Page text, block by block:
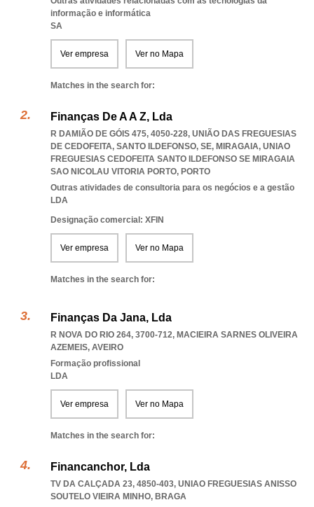
informação e informática
SA
Ver empresa Ver no Mapa
Matches in the search for:
Finanças De A A Z, Lda
R DAMIÃO DE GÓIS 475, 4050-228, UNIÃO DAS FREGUESIAS
DE CEDOFEITA, SANTO ILDEFONSO, SE, MIRAGAIA, UNIAO
FREGUESIAS CEDOFEITA SANTO ILDEFONSO SE MIRAGAIA
SAO NICOLAU VITORIA PORTO, PORTO
Outras atividades de consultoria para os negócios e a gestão
LDA
Designação comercial: XFIN
Ver empresa Ver no Mapa
Matches in the search for:
Finanças Da Jana, Lda
R NOVA DO RIO 264, 3700-712, MACIEIRA SARNES OLIVEIRA
AZEMEIS, AVEIRO
Formação profissional
LDA
Ver empresa Ver no Mapa
Matches in the search for:
Financanchor, Lda
TV DA CALÇADA 23, 4850-403, UNIAO FREGUESIAS ANISSO
SOUTELO VIEIRA MINHO, BRAGA